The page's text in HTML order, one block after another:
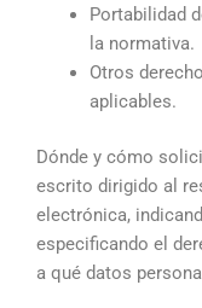
Portabilidad
la normativa.
Otros
aplicables.
Dónde y cómo
escrito dirigido al
electrónica,
especificando el
a qué datos